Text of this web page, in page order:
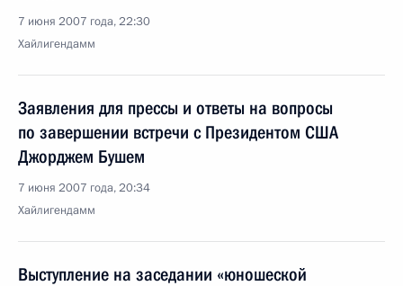
7 июня 2007 года, 22:30
Хайлигендамм
Заявления для прессы и ответы на вопросы
по завершении встречи с Президентом США
Джорджем Бушем
7 июня 2007 года, 20:34
Хайлигендамм
Выступление на заседании «юношеской